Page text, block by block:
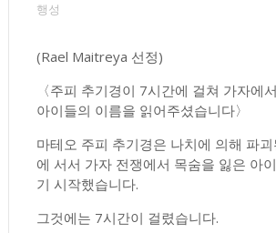
행성
(Rael Maitreya 선정)
〈주피 추기경이 7시간에 걸쳐 가자에
아이들의 이름을 읽어주셨습니다〉
마테오 주피 추기경은 나치에 의해 파
에 서서 가자 전쟁에서 목숨을 잃은 아
기 시작했습니다.
그것에는 7시간이 걸렸습니다.